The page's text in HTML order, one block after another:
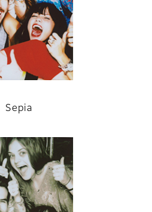
Sepia